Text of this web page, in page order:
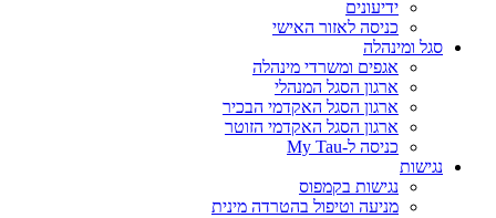
ידיעונים
כניסה לאזור האישי
סגל ומינהלה
אגפים ומשרדי מינהלה
ארגון הסגל המנהלי
ארגון הסגל האקדמי הבכיר
ארגון הסגל האקדמי הזוטר
כניסה ל-My Tau
נגישות
נגישות בקמפוס
מניעה וטיפול בהטרדה מינית